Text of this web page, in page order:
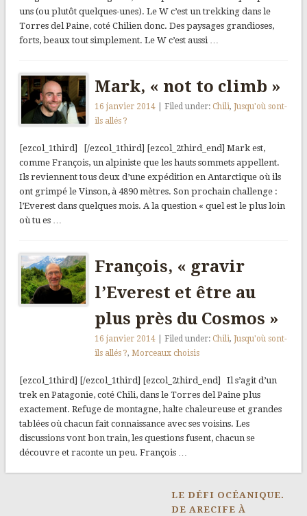
uns (ou plutôt quelques-unes). Le W c’est un trekking dans le
Torres del Paine, coté Chilien donc. Des paysages grandioses,
forts, beaux tout simplement. Le W c’est aussi …
Mark, « not to climb »
16 janvier 2014 | Filed under: Chili,Jusqu'où sont-
ils allés ?
[ezcol_1third] [/ezcol_1third] [ezcol_2third_end] Mark est,
comme François, un alpiniste que les hauts sommets appellent.
Ils reviennent tous deux d’une expédition en Antarctique où ils
ont grimpé le Vinson, à 4890 mètres. Son prochain challenge :
l’Everest dans quelques mois. A la question « quel est le plus loin
où tu es …
François, « gravir
l’Everest et être au
plus près du Cosmos »
16 janvier 2014 | Filed under: Chili,Jusqu'où sont-
ils allés ?,Morceaux choisis
[ezcol_1third] [/ezcol_1third] [ezcol_2third_end] Il s’agit d’un
trek en Patagonie, coté Chili, dans le Torres del Paine plus
exactement. Refuge de montagne, halte chaleureuse et grandes
tablées où chacun fait connaissance avec ses voisins. Les
discussions vont bon train, les questions fusent, chacun se
découvre et raconte un peu. François …
LE DÉFI OCÉANIQUE.
DE ARECIFE À